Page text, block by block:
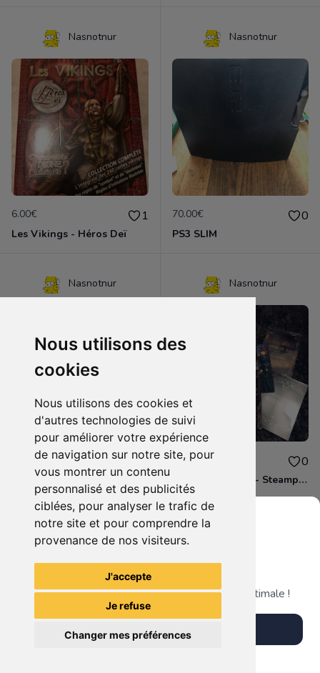
Nous utilisons des
cookies
Nous utilisons des cookies et
d'autres technologies de suivi
pour améliorer votre expérience
de navigation sur notre site, pour
vous montrer un contenu
personnalisé et des publicités
ciblées, pour analyser le trafic de
notre site et pour comprendre la
provenance de nos visiteurs.
J'accepte
Je refuse
Changer mes préférences
Nasnotnur
6.00€ 1
Les Vikings - Héros Deï
Nasnotnur
70.00€ 0
PS3 SLIM
Nasnotnur
61.00€ 0
Wii Mini Rouge + 2 Manettes + 3 JV
Nasnotnur
35.00€ 0
Abstract Donjon - Steampunk
Voir tous les articles du vendeur
Grenier du Geek
Télécharge notre app pour une expérience optimale !
Télécharger l'app